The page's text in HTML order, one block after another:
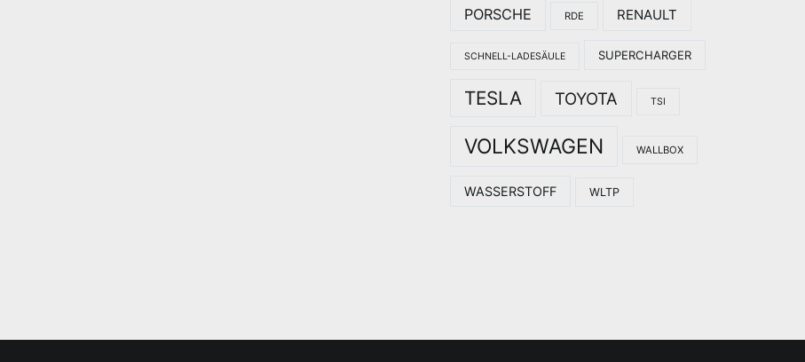
PORSCHE RDE RENAULT
SCHNELL-LADESÄULE SUPERCHARGER
TESLA TOYOTA TSI
VOLKSWAGEN WALLBOX
WASSERSTOFF WLTP